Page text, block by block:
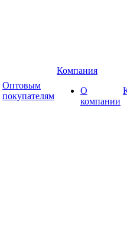
Оптовым
покупателям
Компания
О
компании